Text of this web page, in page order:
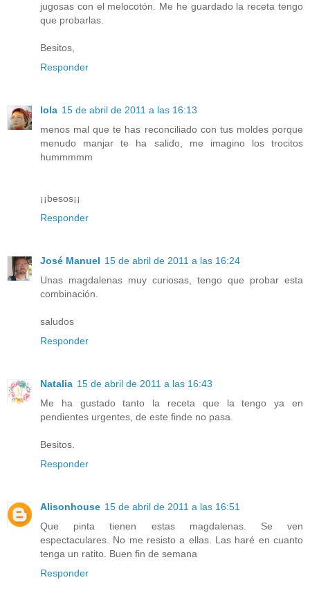
jugosas con el melocotón. Me he guardado la receta tengo
que probarlas.
Besitos,
Responder
lola 15 de abril de 2011 a las 16:13
menos mal que te has reconciliado con tus moldes porque
menudo manjar te ha salido, me imagino los trocitos
hummmmm
¡¡besos¡¡
Responder
José Manuel 15 de abril de 2011 a las 16:24
Unas magdalenas muy curiosas, tengo que probar esta
combinación.
saludos
Responder
Natalia 15 de abril de 2011 a las 16:43
Me ha gustado tanto la receta que la tengo ya en
pendientes urgentes, de este finde no pasa.
Besitos.
Responder
Alisonhouse 15 de abril de 2011 a las 16:51
Que pinta tienen estas magdalenas. Se ven
espectaculares. No me resisto a ellas. Las haré en cuanto
tenga un ratito. Buen fin de semana
Responder